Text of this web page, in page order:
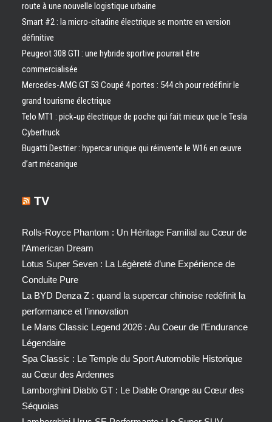
route à une nouvelle logistique urbaine
Smart #2 : la micro-citadine électrique se montre en version
définitive
Peugeot 308 GTI : une hybride sportive pourrait être
commercialisée
Mercedes-AMG GT 53 Coupé 4 portes : 544 ch pour redéfinir le
grand tourisme électrique
Telo MT1 : pick‑up électrique de poche qui fait mieux que le Tesla
Cybertruck
Bugatti Destrier : hypercar unique qui réinvente le W16 en œuvre
d’art mécanique
TV
Rolls-Royce Phantom : Un Héritage Familial au Cœur de
l’American Dream
Lotus Super Seven : La Légèreté d’une Expérience de
Conduite Pure
La BYD Denza Z : quand la supercar chinoise redéfinit la
performance et l’innovation
Le Mans Classic Legend 2026 : Au Coeur de l’Endurance
Légendaire
Spa Classic : Le Temple du Sport Automobile Historique
au Cœur des Ardennes
Lamborghini Diablo GT : Le Diable Orange au Cœur des
Séquoias